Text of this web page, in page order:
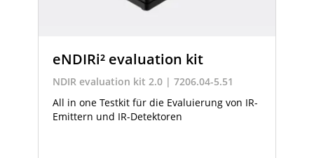
eNDIRi² evaluation kit
NDIR evaluation kit 2.0 | 7206.04-5.51
All in one Testkit für die Evaluierung von IR-
Emittern und IR-Detektoren